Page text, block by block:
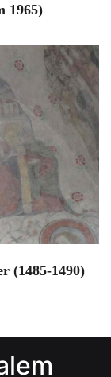
1965)
(1485-1490)